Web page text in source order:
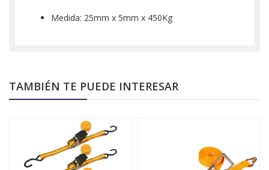
Medida: 25mm x 5mm x 450Kg
TAMBIÉN TE PUEDE INTERESAR